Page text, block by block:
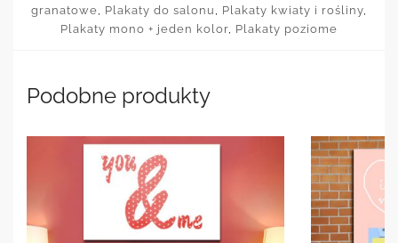
granatowe, Plakaty do salonu , Plakaty kwiaty i rośliny,
Plakaty mono + jeden kolor, Plakaty poziome
Podobne produkty